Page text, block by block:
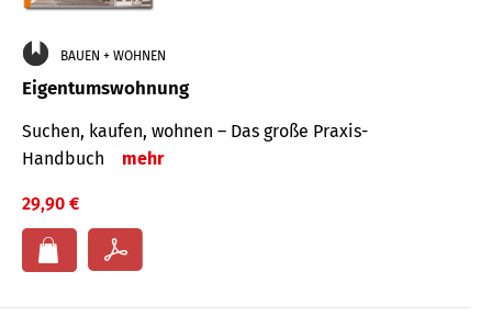
BAUEN + WOHNEN
Eigentumswohnung
Suchen, kaufen, wohnen – Das große Praxis-
Handbuch
mehr
29,90 €